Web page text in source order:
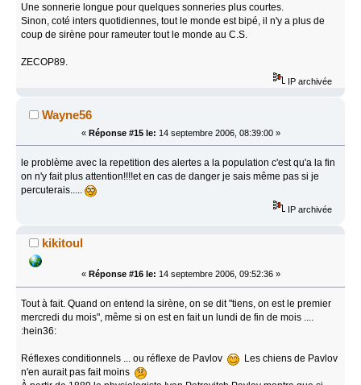
Une sonnerie longue pour quelques sonneries plus courtes.
Sinon, coté inters quotidiennes, tout le monde est bipé, il n'y a plus de
coup de sirène pour rameuter tout le monde au C.S.
ZECOP89.
IP archivée
Wayne56
« Réponse #15 le: 14 septembre 2006, 08:39:00 »
le problème avec la repetition des alertes a la population c'est qu'a la fin
on n'y fait plus attention!!!!et en cas de danger je sais même pas si je
percuterais.....
IP archivée
kikitoul
« Réponse #16 le: 14 septembre 2006, 09:52:36 »
Tout à fait. Quand on entend la sirène, on se dit "tiens, on est le premier
mercredi du mois", même si on est en fait un lundi de fin de mois ....
:hein36:
Réflexes conditionnels ... ou réflexe de Pavlov
Les chiens de Pavlov
n'en aurait pas fait moins